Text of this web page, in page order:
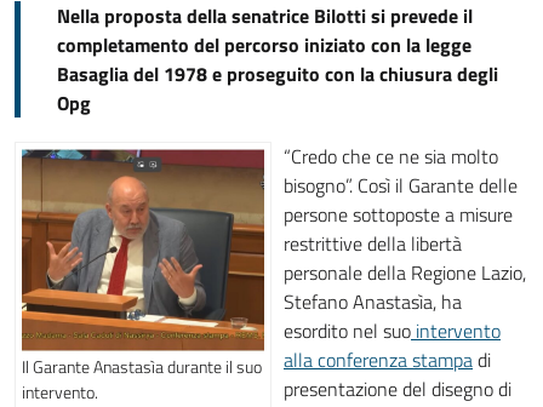
Nella proposta della senatrice Bilotti si prevede il
completamento del percorso iniziato con la legge
Basaglia del 1978 e proseguito con la chiusura degli
Opg
Il Garante Anastasìa durante il suo
intervento.
“Credo che ce ne sia molto
bisogno”. Così il Garante delle
persone sottoposte a misure
restrittive della libertà
personale della Regione Lazio,
Stefano Anastasìa, ha
esordito nel suo intervento
alla conferenza stampadi
presentazione del disegno di